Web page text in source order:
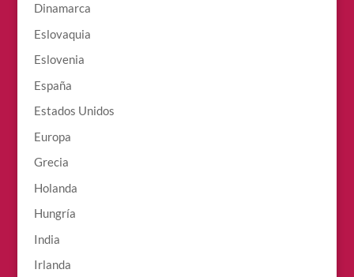
Dinamarca
Eslovaquia
Eslovenia
España
Estados Unidos
Europa
Grecia
Holanda
Hungría
India
Irlanda